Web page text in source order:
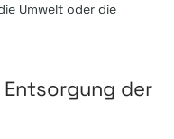
Umwelt oder die
der